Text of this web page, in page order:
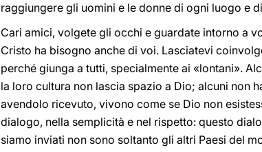
raggiungere gli uomini e le donne di ogni luogo e
Cari amici, volgete gli occhi e guardate intorno a
Cristo ha bisogno anche di voi. Lasciatevi
perché giunga a tutti, specialmente ai «lontani».
la loro cultura non lascia spazio a Dio; alcuni non
avendolo ricevuto, vivono come se Dio non
dialogo, nella semplicità e nel rispetto: questo
siamo inviati non sono soltanto gli altri Paesi del